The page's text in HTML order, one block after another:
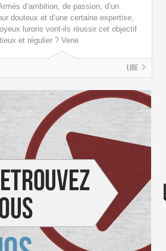
d’ambition, de passion, d’un
douteux et d’une certaine expertise,
lurons vont-ils réussir cet objectif
et régulier ? Vene
Lire